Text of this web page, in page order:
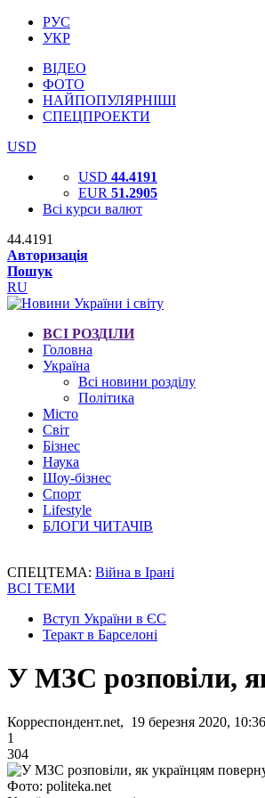
РУС
УКР
ВІДЕО
ФОТО
НАЙПОПУЛЯРНІШІ
СПЕЦПРОЕКТИ
USD
USD 44.4191
EUR 51.2905
Всі курси валют
44.4191
Авторизація
Пошук
RU
ВСІ РОЗДІЛИ
Головна
Україна
Всі новини розділу
Політика
Місто
Світ
Бізнес
Наука
Шоу-бізнес
Спорт
Lifestyle
БЛОГИ ЧИТАЧІВ
СПЕЦТЕМА: Війна в Ірані
ВСІ ТЕМИ
Вступ України в ЄС
Теракт в Барселоні
У МЗС розповіли,
Корреспондент.net, 19 березня 2020, 10:36
1
304
Фото: politeka.net